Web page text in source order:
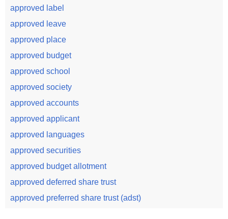
approved label
approved leave
approved place
approved budget
approved school
approved society
approved accounts
approved applicant
approved languages
approved securities
approved budget allotment
approved deferred share trust
approved preferred share trust (adst)